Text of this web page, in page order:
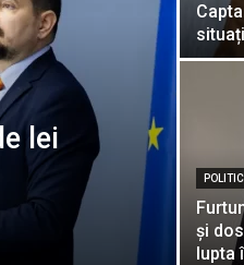
lei
POLITIC
și
lupta